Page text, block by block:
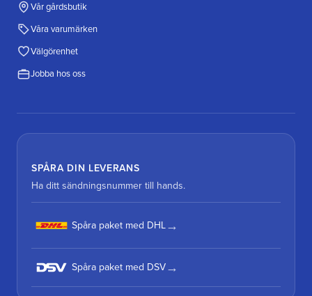
Vår gårdsbutik
Våra varumärken
Välgörenhet
Jobba hos oss
SPÅRA DIN LEVERANS
Ha ditt sändningsnummer till hands.
Spåra paket med DHL
Spåra paket med DSV